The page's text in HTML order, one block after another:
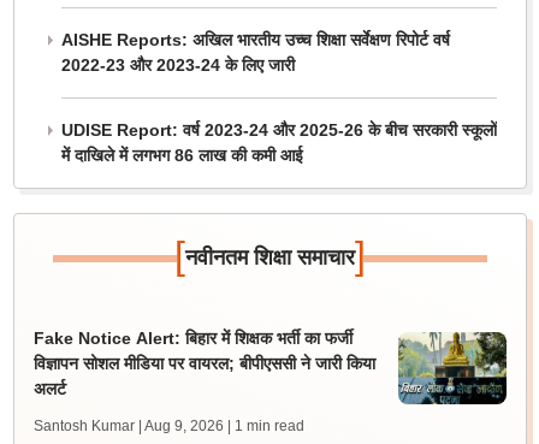
AISHE Reports: अखिल भारतीय उच्च शिक्षा सर्वेक्षण रिपोर्ट वर्ष
2022-23 और 2023-24 के लिए जारी
UDISE Report: वर्ष 2023-24 और 2025-26 के बीच सरकारी स्कूलों
में दाखिले में लगभग 86 लाख की कमी आई
[नवीनतम शिक्षा समाचार]
Fake Notice Alert: बिहार में शिक्षक भर्ती का फर्जी
विज्ञापन सोशल मीडिया पर वायरल; बीपीएससी ने जारी किया
अलर्ट
Santosh Kumar | Aug 9, 2026 | 1 min read